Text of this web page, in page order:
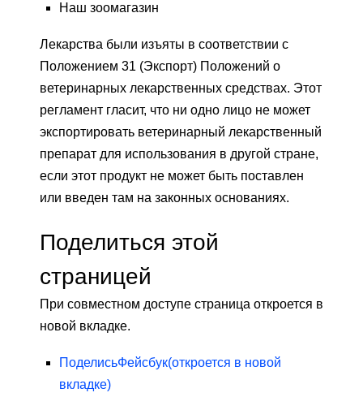
Наш зоомагазин
Лекарства были изъяты в соответствии с
Положением 31 (Экспорт) Положений о
ветеринарных лекарственных средствах. Этот
регламент гласит, что ни одно лицо не может
экспортировать ветеринарный лекарственный
препарат для использования в другой стране,
если этот продукт не может быть поставлен
или введен там на законных основаниях.
Поделиться этой
страницей
При совместном доступе страница откроется в
новой вкладке.
ПоделисьФейсбук(откроется в новой
вкладке)